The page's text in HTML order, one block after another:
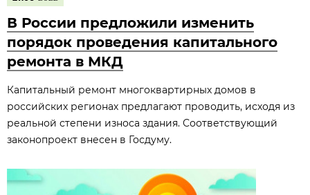
В России предложили изменить
порядок проведения капитального
ремонта в МКД
Капитальный ремонт многоквартирных домов в
российских регионах предлагают проводить, исходя из
реальной степени износа здания. Соответствующий
законопроект внесен в Госдуму.